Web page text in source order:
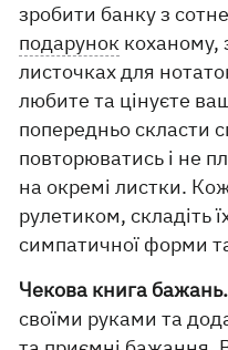
зробити банку з
подарунок коханому,
листочках для
любите та цінуєте
попередньо скласти
повторюватись і не
на окремі листки.
рулетиком, складіть
симпатичної форми
Чекова книга бажань.
своїми руками та